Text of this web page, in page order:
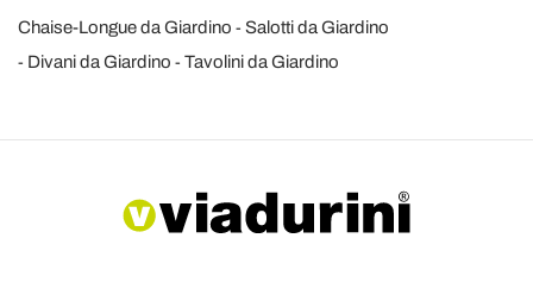
Chaise-Longue da Giardino
Salotti da Giardino
Divani da Giardino
Tavolini da Giardino